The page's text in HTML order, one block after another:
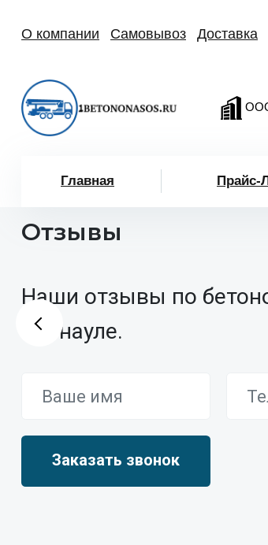
О компании Самовывоз Доставка
Главная Прайс-
Отзывы
Наши отзывы по
Барнауле.